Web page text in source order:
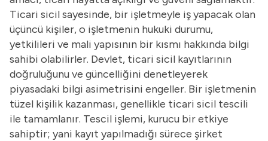
Ticari sicil sayesinde, bir işletmeyle iş yapacak olan
üçüncü kişiler, o işletmenin hukuki durumu,
yetkilileri ve mali yapısının bir kısmı hakkında bilgi
sahibi olabilirler. Devlet, ticari sicil kayıtlarının
doğruluğunu ve güncelliğini denetleyerek
piyasadaki bilgi asimetrisini engeller. Bir işletmenin
tüzel kişilik kazanması, genellikle ticari sicil tescili
ile tamamlanır. Tescil işlemi, kurucu bir etkiye
sahiptir; yani kayıt yapılmadığı sürece şirket